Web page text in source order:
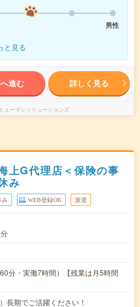
男性
と見る
進む 詳しく見る
ューマンソリューションズ
上G代理店＜保険の事
み
み WEB登録OK 派遣
分・実働7時間）【残業は月5時間
長期でご活躍ください！